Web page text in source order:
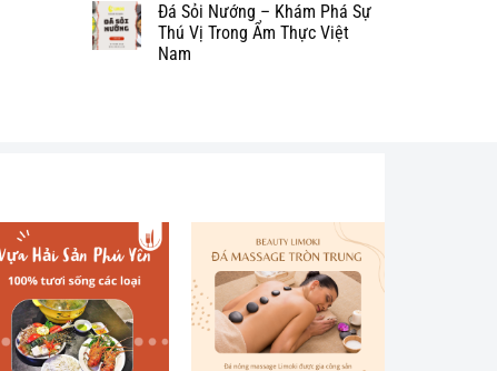
Đá Sỏi Nướng – Khám Phá Sự
Thú Vị Trong Ẩm Thực Việt
Nam